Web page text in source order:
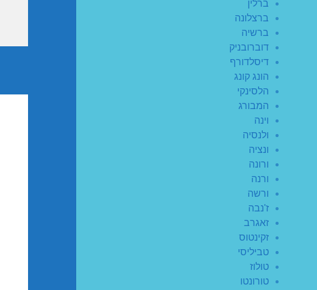
ברלין
ברצלונה
ברשיה
דוברובניק
דיסלדורף
הונג קונג
הלסינקי
המבורג
וינה
ולנסיה
ונציה
ורונה
ורנה
ורשה
ז'נבה
זאגרב
זקינטוס
טביליסי
טולוז
טורונטו